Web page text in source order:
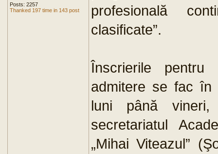
Posts: 2257
Thanked 197 time in 143 post
profesională
clasificate”.
Înscrierile
admitere se fac în
luni până
secretariatul
„Mihai Viteazul”